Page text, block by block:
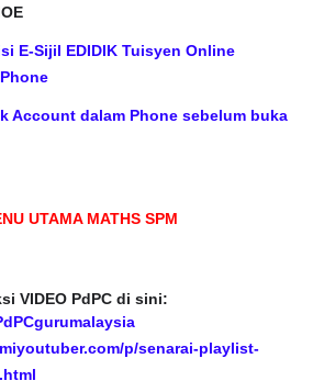
E-Sijil EDIDIK Tuisyen Online
Account dalam Phone sebelum buka
UTAMA MATHS SPM
VIDEO PdPC di sini:
p/senarai-playlist-